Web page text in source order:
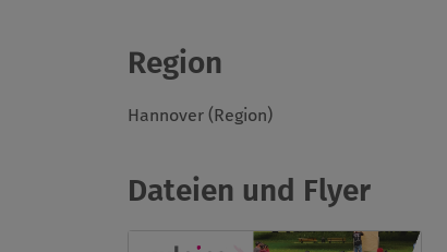
Region
Hannover (Region)
Dateien und Flyer